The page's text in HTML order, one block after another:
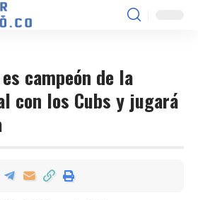
campeón de la
con los Cubs y jugará